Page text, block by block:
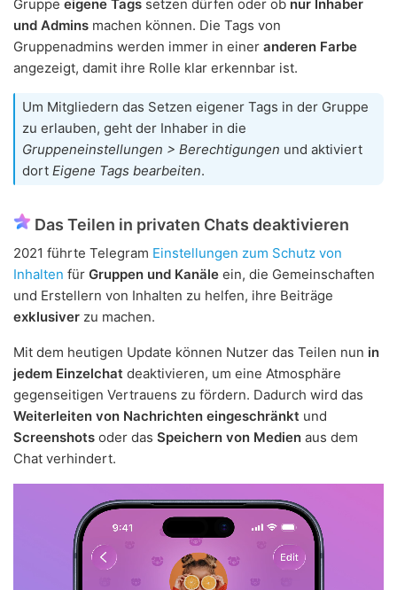
Gruppe eigene Tags setzen dürfen oder ob nur Inhaber
und Admins machen können. Die Tags von
Gruppenadmins werden immer in einer anderen Farbe
angezeigt, damit ihre Rolle klar erkennbar ist.
Um Mitgliedern das Setzen eigener Tags in der Gruppe
zu erlauben, geht der Inhaber in die
Gruppeneinstellungen > Berechtigungen und aktiviert
dort Eigene Tags bearbeiten.
Das Teilen in privaten Chats deaktivieren
2021 führte Telegram Einstellungen zum Schutz von
Inhalten für Gruppen und Kanäle ein, die Gemeinschaften
und Erstellern von Inhalten zu helfen, ihre Beiträge
exklusiver zu machen.
Mit dem heutigen Update können Nutzer das Teilen nun in
jedem Einzelchat deaktivieren, um eine Atmosphäre
gegenseitigen Vertrauens zu fördern. Dadurch wird das
Weiterleiten von Nachrichten eingeschränkt und
Screenshots oder das Speichern von Medien aus dem
Chat verhindert.